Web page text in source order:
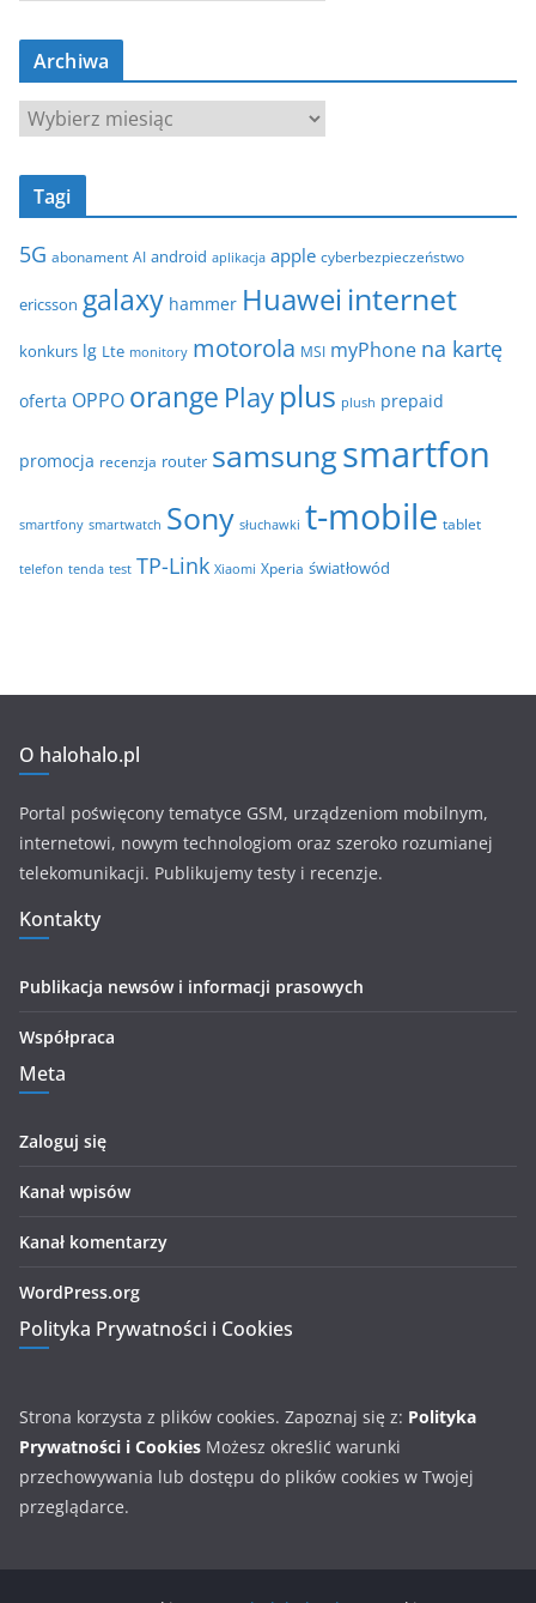
t
g
e
Archiwa
A
c
w
Tagi
5G abonament AI android aplikacja apple cyberbezpieczeństwo
ericsson galaxy hammer Huawei internet
konkurs lg Lte monitory motorola MSI myPhone na kartę
oferta OPPO orange Play plus plush prepaid
promocja recenzja router samsungsmartfon
smartfony smartwatch Sony słuchawki t-mobile tablet
telefon tenda test TP-Link Xiaomi Xperia światłowód
O halohalo.pl
Portal poświęcony tematyce GSM, urządzeniom mobilnym,
internetowi, nowym technologiom oraz szeroko rozumianej
telekomunikacji. Publikujemy testy i recenzje.
Kontakty
Publikacja newsów i informacji prasowych
Współpraca
Meta
Zaloguj się
Kanał wpisów
Kanał komentarzy
WordPress.org
Polityka Prywatności i Cookies
Strona korzysta z plików cookies. Zapoznaj się z: Polityka
Prywatności i Cookies Możesz określić warunki
przechowywania lub dostępu do plików cookies w Twojej
przeglądarce.